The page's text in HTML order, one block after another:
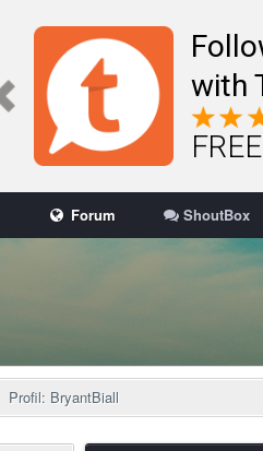
with
Forum ShoutBox
Profil: BryantBiall